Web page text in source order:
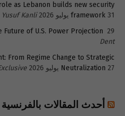
as Lebanon builds new security
framework 31 يوليو 2026
Yusuf Kanli
Future of U.S. Power Projection 29 يوليو 2026
Dent
From Regime Change to Strategic
Neutralization 27 يوليو 2026
أحدث المقالات بالفرنسية